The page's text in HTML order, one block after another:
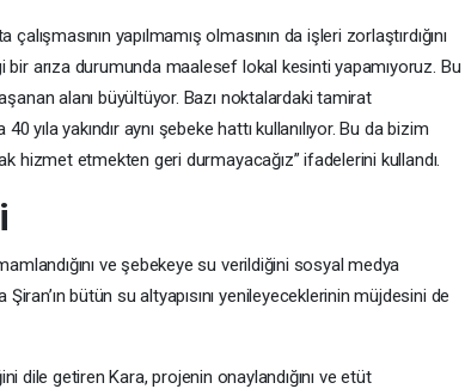
yapılmamış olmasının da işleri zorlaştırdığını
arıza durumunda maalesef lokal kesinti yapamıyoruz. Bu
alanı büyültüyor. Bazı noktalardaki tamirat
yıla yakındır aynı şebeke hattı kullanılıyor. Bu da bizim
hizmet etmekten geri durmayacağız” ifadelerini kullandı.
ve şebekeye su verildiğini sosyal medya
bütün su altyapısını yenileyeceklerinin müjdesini de
dile getiren Kara, projenin onaylandığını ve etüt